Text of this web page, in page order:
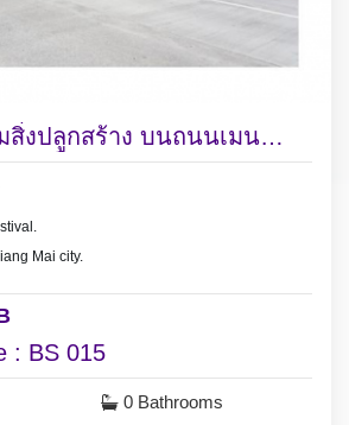
: BS 015
0 Bathrooms
งปลูกสร้าง บนถนนเมน
สะเก็ด
Mai city.